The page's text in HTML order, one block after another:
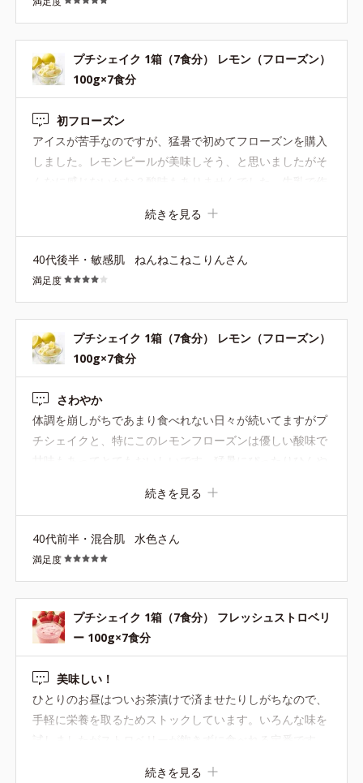
プチシェイク 1箱（7食分） レモン（フローズン）
100g×7食分
初フローズン
アイスが苦手なのですが、猛暑で初めてフローズンを購入
しました。レモンピールが美味しそう、と思いましたがそ
よくなりお腹にもたまります。豆乳は溶けにくいかな? 甘
酸っぱさを期待し3個購入しましたが、これはこれで美味
しかったので、リピ予定です。人工甘味料が入ってなけれ
ば☆5。
続きを見る
40代後半・敏感肌 ねんねこねこりんさん
満足度
プチシェイク 1箱（7食分） レモン（フローズン）
100g×7食分
さわやか
体調を崩しがちであまり食べれない日々が続いてますがプ
チシェイクと、特にこのレモンフローズンは優しい酸味で
甘味もあってとてもおいしいです。猛暑にぴったりひんや
た購入させていただきます。
続きを見る
40代前半・混合肌 水色さん
満足度
プチシェイク 1箱（7食分） フレッシュストロベリ
ー 100g×7食分
美味しい！
ひとりのお昼はついお茶漬けで済ませたりしがちなので、
手軽に栄養を取るためストックしています。いろんな味を
試しましたがストロベリーが飽きずに食べれる定番です。
続きを見る